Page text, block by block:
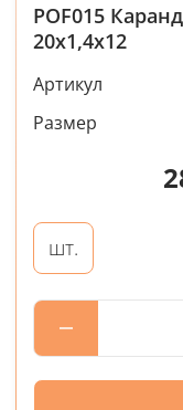
POF015
20х1,4х12
Артикул
Размер
шт.